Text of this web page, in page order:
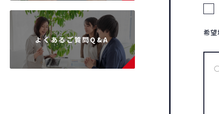
よくあるご質問Q&A
希